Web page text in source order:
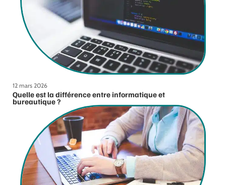
12 mars 2026
Quelle est la différence entre informatique et
bureautique ?